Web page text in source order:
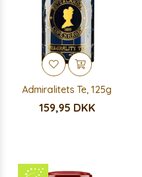
Admiralitets Te, 125g
159,95 DKK